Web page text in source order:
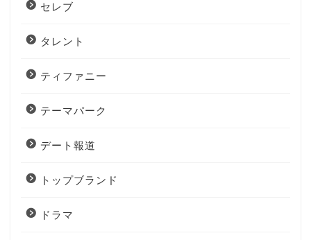
セレブ
タレント
ティファニー
テーマパーク
デート報道
トップブランド
ドラマ